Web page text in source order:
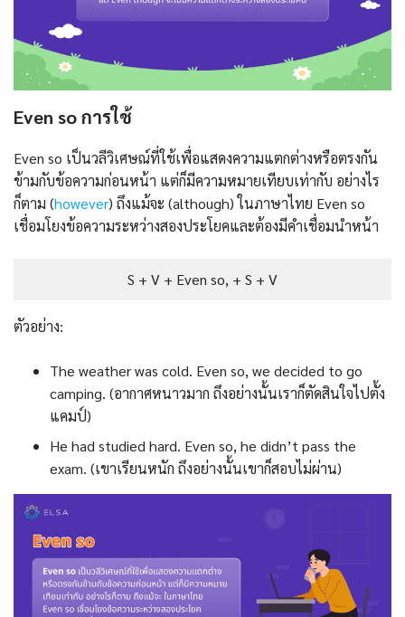
Even so การใช้
Even so เป็นวลีวิเศษณ์ที่ใช้เพื่อแสดงความแตกต่างหรือตรงกัน
ข้ามกับข้อความก่อนหน้า แต่ก็มีความหมายเทียบเท่ากับ อย่างไร
ก็ตาม (however) ถึงแม้จะ (although) ในภาษาไทย Even so
เชื่อมโยงข้อความระหว่างสองประโยคและต้องมีคำเชื่อมนําหน้า
S + V + Even so, + S + V
ตัวอย่าง:
The weather was cold. Even so, we decided to go
camping. (อากาศหนาวมาก ถึงอย่างนั้นเราก็ตัดสินใจไปตั้ง
แคมป์)
He had studied hard. Even so, he didn’t pass the
exam. (เขาเรียนหนัก ถึงอย่างนั้นเขาก็สอบไม่ผ่าน)